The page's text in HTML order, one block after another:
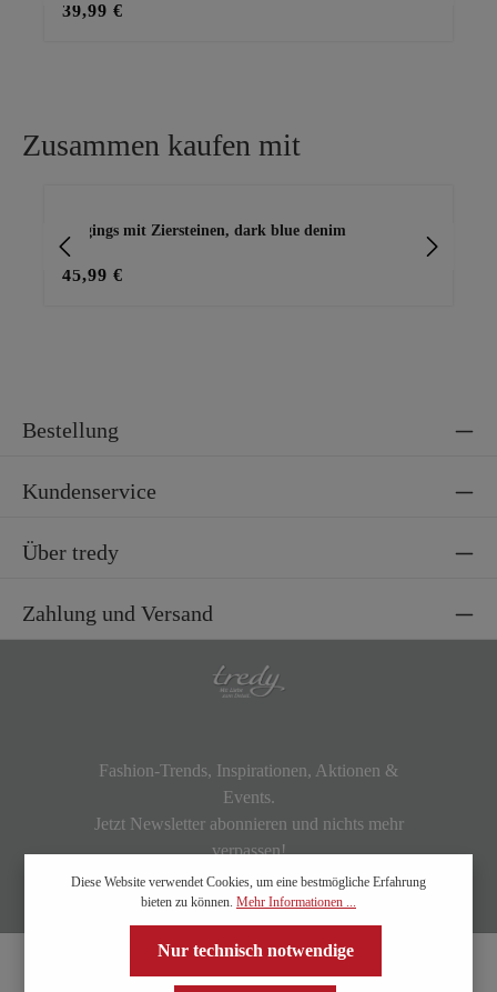
39,99 €
Zusammen kaufen mit
Jeggings mit Ziersteinen, dark blue denim
45,99 €
Bestellung
Kundenservice
Über tredy
Zahlung und Versand
Fashion-Trends, Inspirationen, Aktionen &
Events.
Jetzt Newsletter abonnieren und nichts mehr
verpassen!
Diese Website verwendet Cookies, um eine bestmögliche Erfahrung
bieten zu können. Mehr Informationen ...
Nur technisch notwendige